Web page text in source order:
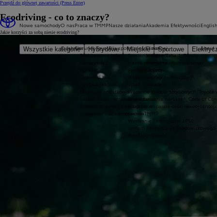
Przejdź do głównej zawartości (Press Enter)
Nowe samochody
Wszystkie kategorie Hybrydowe Miejskie Sportowe
O nas
O fabryce
Podstawowe info
Odwiedź nas
Strategia podatkowa
Kodeks etyki i procedura zgłaszania naruszeń_Code of
Standardy ochrony małoletnich
Dołącz do sieci dostawców TMMP
Praca w TMMP
Kierunek Toyota
Nasze działania
Dla społeczności lokalnej
Fundamentalne Zasady Toyoty
Nasze priorytety
Wsparcie szkół technicznych
Wsparcie klubów sportowych "Toyota
Wolontariat
Program wsparcia osób
Dla środowiska
Wyzwanie Ekologiczne 2050
System Zarządzania Środowiskowego
Akademia Efektywności
O nas
Nasza oferta
Poznaj naszych trenerów
English
About
Ecodriving - co to znaczy?
Jakie korzyści za sobą niesie ecodriving?